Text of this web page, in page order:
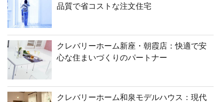
品質で省コストな注文住宅
クレバリーホーム新座・朝霞店：快適で安
心な住まいづくりのパートナー
クレバリーホーム和泉モデルハウス：現代